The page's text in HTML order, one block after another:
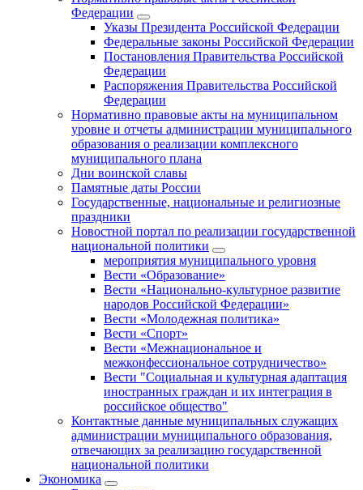
Федерации
Указы Президента Российской Федерации
Федеральные законы Российской Федерации
Постановления Правительства Российской
Федерации
Распоряжения Правительства Российской
Федерации
Нормативно правовые акты на муниципальном
уровне и отчеты администрации муниципального
образования о реализации комплексного
муниципального плана
Дни воинской славы
Памятные даты России
Государственные, национальные и религиозные
праздники
Новостной портал по реализации государственной
национальной политики
мероприятия муниципального уровня
Вести «Образование»
Вести «Национально-культурное развитие
народов Российской Федерации»
Вести «Молодежная политика»
Вести «Спорт»
Вести «Межнациональное и
межконфессиональное сотрудничество»
Вести "Социальная и культурная адаптация
иностранных граждан и их интеграция в
российское общество"
Контактные данные муниципальных служащих
администрации муниципального образования,
отвечающих за реализацию государственной
национальной политики
Экономика